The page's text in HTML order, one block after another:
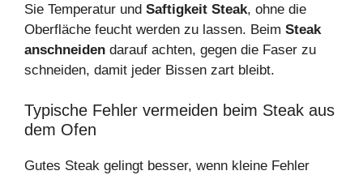
Sie Temperatur und Saftigkeit Steak, ohne die
Oberfläche feucht werden zu lassen. Beim Steak
anschneiden darauf achten, gegen die Faser zu
schneiden, damit jeder Bissen zart bleibt.
Typische Fehler vermeiden beim Steak aus
dem Ofen
Gutes Steak gelingt besser, wenn kleine Fehler